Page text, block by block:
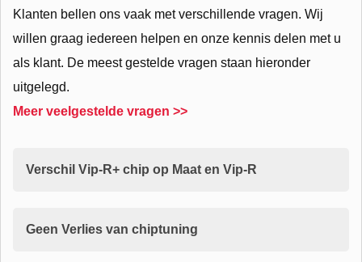
Klanten bellen ons vaak met verschillende vragen. Wij
willen graag iedereen helpen en onze kennis delen met u
als klant. De meest gestelde vragen staan hieronder
uitgelegd.
Meer veelgestelde vragen >>
Verschil Vip-R+ chip op Maat en Vip-R
Geen Verlies van chiptuning